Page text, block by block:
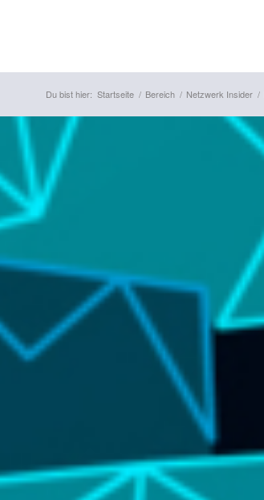
Du bist hier: Startseite / Bereich / Netzwerk Insider /